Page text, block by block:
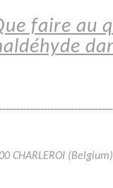
faire au
CHARLEROI